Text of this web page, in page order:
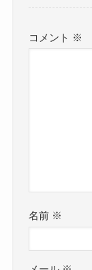
コメント ※
名前 ※